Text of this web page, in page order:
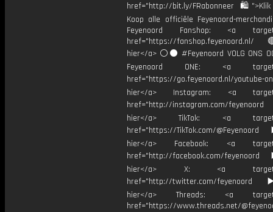
href="http://bit.ly/FRabonneer
Koop alle officiële Feyenoord-
Feyenoord Fanshop: <a
href="https://
hier</a> ⚪️⚫ #Feyenoord VOLG ONS
Feyenoord ONE: <a
href="https://go.feyenoord.nl/youtube-
hier</a> Instagram: <a
href="http://instagram.com/
hier</a> TikTok: <a
href="https://TikTok.com/
hier</a> Facebook: <a
href="http://facebook.com/
hier</a> X: <a
href="http://twitter.com/
hier</a> Threads: <a
href="https://www.threads.net/